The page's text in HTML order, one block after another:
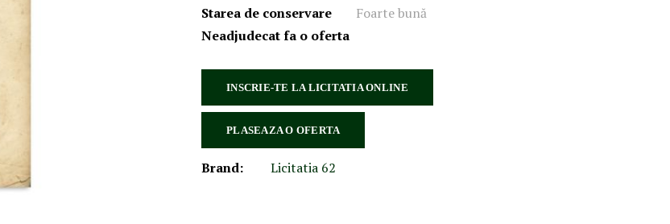
Starea de conservare
Foarte bună
Neadjudecat fa o oferta
INSCRIE-TE LA LICITATIA ONLINE
PLASEAZA O OFERTA
Brand: Licitatia 62